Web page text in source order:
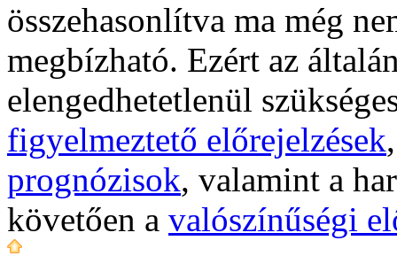
összehasonlítva ma még
megbízható. Ezért az
elengedhetetlenül
figyelmeztető előrejelzések
prognózisok, valamint a
követően a valószínűségi